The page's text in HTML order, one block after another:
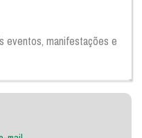
eventos, manifestações e